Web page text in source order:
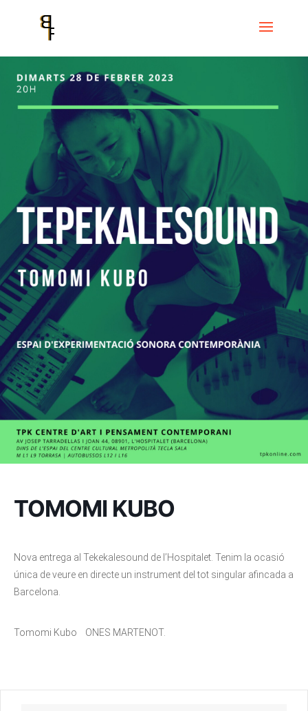
Events
TOMOMI KUBO
Nova entrega al Tekekalesound de l’Hospitalet. Tenim la ocasió
única de veure en directe un instrument del tot singular afincada a
Barcelona.
Tomomi Kubo ONES MARTENOT.